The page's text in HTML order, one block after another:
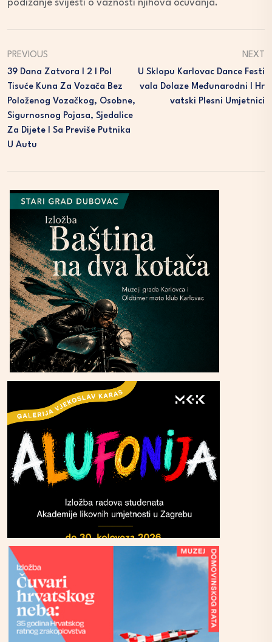
podizanje svijesti o važnosti njihova očuvanja.
PREVIOUS
39 Dana Zatvora I 2 I Pol
Tisuće Kuna Za Vozača Bez
Položenog Vozačkog, Osobne,
Sigurnosnog Pojasa, Sjedalice
Za Dijete I Sa Previše Putnika
U Autu
NEXT
U Sklopu Karlovac Dance Festi
Vala Dolaze Međunarodni I Hr
Vatski Plesni Umjetnici